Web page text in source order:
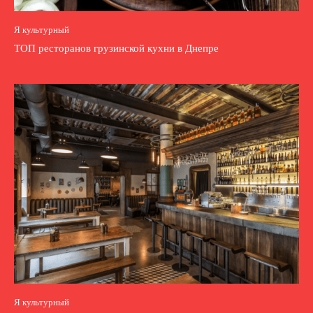
Я культурный
ТОП ресторанов грузинской кухни в Днепре
Я культурный